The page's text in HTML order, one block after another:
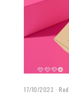
17/10/2023